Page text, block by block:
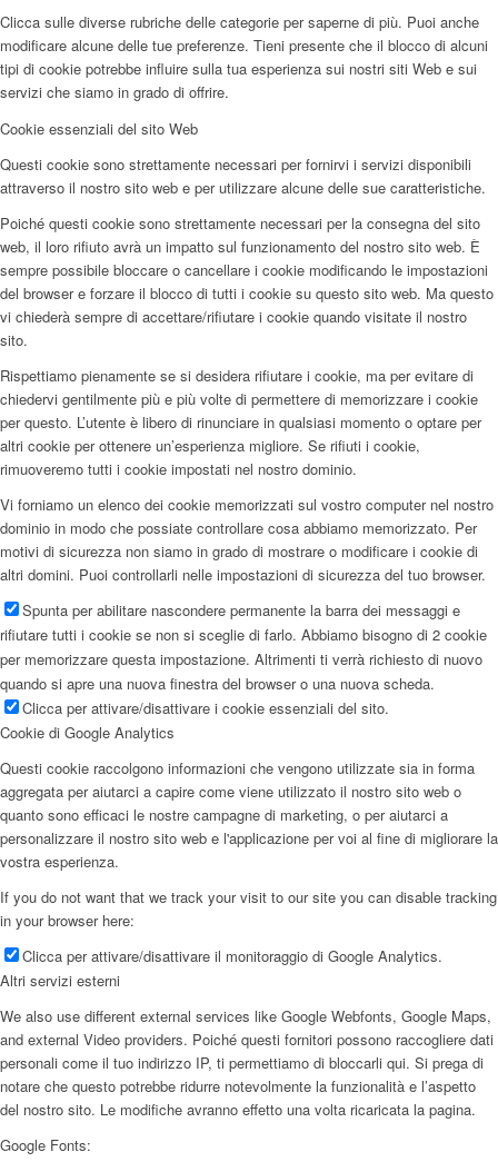
Clicca sulle diverse rubriche delle categorie per saperne di più. Puoi anche
modificare alcune delle tue preferenze. Tieni presente che il blocco di alcuni
tipi di cookie potrebbe influire sulla tua esperienza sui nostri siti Web e sui
servizi che siamo in grado di offrire.
Cookie essenziali del sito Web
Questi cookie sono strettamente necessari per fornirvi i servizi disponibili
attraverso il nostro sito web e per utilizzare alcune delle sue caratteristiche.
Poiché questi cookie sono strettamente necessari per la consegna del sito
web, il loro rifiuto avrà un impatto sul funzionamento del nostro sito web. È
sempre possibile bloccare o cancellare i cookie modificando le impostazioni
del browser e forzare il blocco di tutti i cookie su questo sito web. Ma questo
vi chiederà sempre di accettare/rifiutare i cookie quando visitate il nostro
sito.
Rispettiamo pienamente se si desidera rifiutare i cookie, ma per evitare di
chiedervi gentilmente più e più volte di permettere di memorizzare i cookie
per questo. L’utente è libero di rinunciare in qualsiasi momento o optare per
altri cookie per ottenere un’esperienza migliore. Se rifiuti i cookie,
rimuoveremo tutti i cookie impostati nel nostro dominio.
Vi forniamo un elenco dei cookie memorizzati sul vostro computer nel nostro
dominio in modo che possiate controllare cosa abbiamo memorizzato. Per
motivi di sicurezza non siamo in grado di mostrare o modificare i cookie di
altri domini. Puoi controllarli nelle impostazioni di sicurezza del tuo browser.
Spunta per abilitare nascondere permanente la barra dei messaggi e
rifiutare tutti i cookie se non si sceglie di farlo. Abbiamo bisogno di 2 cookie
per memorizzare questa impostazione. Altrimenti ti verrà richiesto di nuovo
quando si apre una nuova finestra del browser o una nuova scheda.
Clicca per attivare/disattivare i cookie essenziali del sito.
Cookie di Google Analytics
Questi cookie raccolgono informazioni che vengono utilizzate sia in forma
aggregata per aiutarci a capire come viene utilizzato il nostro sito web o
quanto sono efficaci le nostre campagne di marketing, o per aiutarci a
personalizzare il nostro sito web e l'applicazione per voi al fine di migliorare la
vostra esperienza.
If you do not want that we track your visit to our site you can disable tracking
in your browser here:
Clicca per attivare/disattivare il monitoraggio di Google Analytics.
Altri servizi esterni
We also use different external services like Google Webfonts, Google Maps,
and external Video providers. Poiché questi fornitori possono raccogliere dati
personali come il tuo indirizzo IP, ti permettiamo di bloccarli qui. Si prega di
notare che questo potrebbe ridurre notevolmente la funzionalità e l’aspetto
del nostro sito. Le modifiche avranno effetto una volta ricaricata la pagina.
Google Fonts: